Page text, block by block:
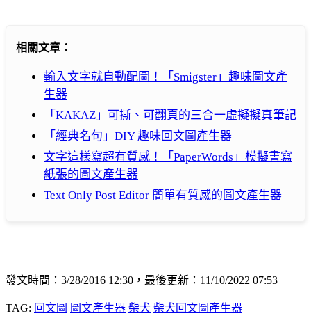
相關文章：
輸入文字就自動配圖！「Smigster」趣味圖文產
生器
「KAKAZ」可撕、可翻頁的三合一虛擬擬真筆記
「經典名句」DIY 趣味回文圖產生器
文字這樣寫超有質感！「PaperWords」模擬書寫
紙張的圖文產生器
Text Only Post Editor 簡單有質感的圖文產生器
發文時間：3/28/2016 12:30，最後更新：11/10/2022 07:53
TAG: 回文圖 圖文產生器 柴犬 柴犬回文圖產生器